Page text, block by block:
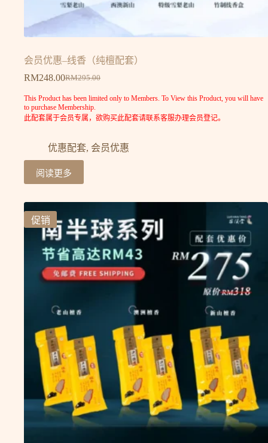
会员优惠–线香（纯檀配套）
RM295.00
RM248.00
This Product has been limited only to Members. To View this Product, you will have
to purchase Membership.
此配套属于会员专属，欲购买此配套请联系客服办理会员登记。
优惠配套, 会员优惠
阅读更多
促销